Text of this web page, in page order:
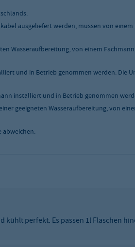
ausgeliefert werden, müssen von
Wasseraufbereitung, von einem
und in Betrieb genommen werden. Die
installiert und in Betrieb genommen
geeigneten Wasseraufbereitung, von
abweichen.
kühlt perfekt. Es passen 1l Flaschen